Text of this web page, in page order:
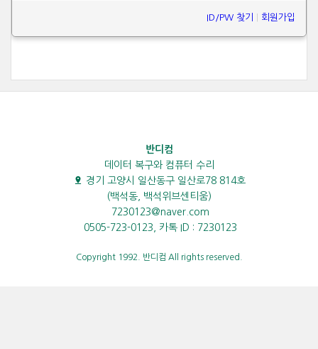
ID/PW 찾기 회원가입
반디컴
데이터 복구와 컴퓨터 수리
경기 고양시 일산동구 일산로78 814호
(백석동, 백석위브센티움)
7230123@naver.com
0505-723-0123, 카톡 ID : 7230123
Copyright 1992. 반디컴 All rights reserved.